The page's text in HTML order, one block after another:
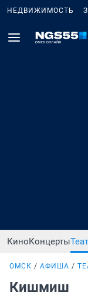
НЕДВИЖИМОСТЬ
КиноКонцерты
ОМСК АФИША
Кишмиш